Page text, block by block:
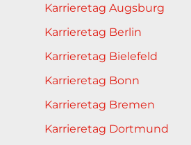
Karrieretag Augsburg
Karrieretag Berlin
Karrieretag Bielefeld
Karrieretag Bonn
Karrieretag Bremen
Karrieretag Dortmund